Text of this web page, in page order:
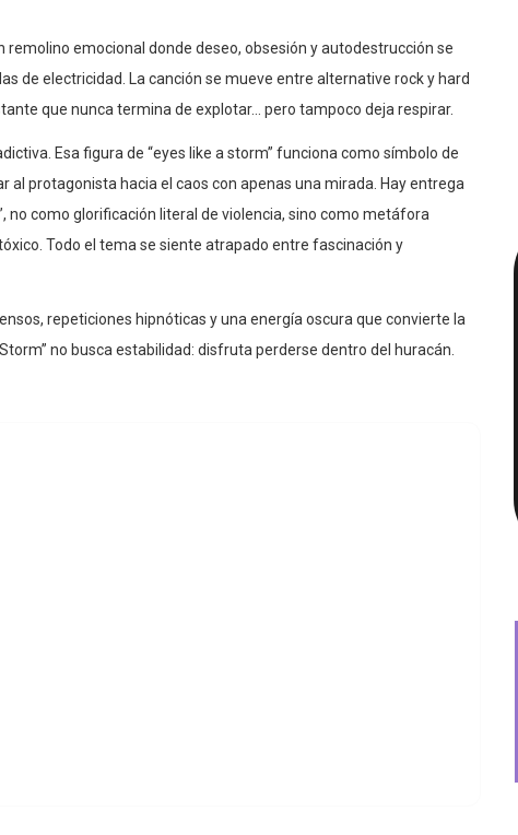
remolino emocional donde deseo, obsesión y autodestrucción se
de electricidad. La canción se mueve entre alternative rock y hard
que nunca termina de explotar… pero tampoco deja respirar.
Esa figura de “eyes like a storm” funciona como símbolo de
al protagonista hacia el caos con apenas una mirada. Hay entrega
no como glorificación literal de violencia, sino como metáfora
Todo el tema se siente atrapado entre fascinación y
repeticiones hipnóticas y una energía oscura que convierte la
no busca estabilidad: disfruta perderse dentro del huracán.